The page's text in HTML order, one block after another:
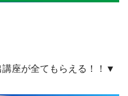
座が全てもらえる！！▼